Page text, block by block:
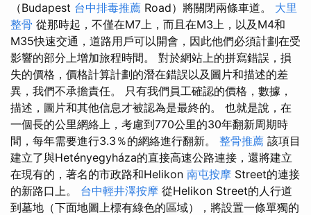
（Budapest 台中排毒推薦 Road）將關閉兩條車道。 大里
整骨 從那時起，不僅在M7上，而且在M3上，以及M4和
M35快速交通，道路用戶可以開會，因此他們必須計劃在受
影響的部分上增加旅程時間。 對於網站上的拼寫錯誤，損
失的價格，價格計算計劃的潛在錯誤以及圖片和描述的差
異，我們不承擔責任。 只有我們員工確認的價格，數據，
描述，圖片和其他信息才被認為是最終的。 也就是說，在
一個長的公里網絡上，考慮到770公里的30年翻新周期時
間，每年需要進行3.3％的網絡進行翻新。 整骨推薦 該項目
建立了與Hetényegyháza的直接高速公路連接，還將建立
在現有的，著名的市政路和Helikon 南屯按摩 Street的連接
的新路口上。 台中輕井澤按摩 從Helikon Street的人行道
到墓地（下面地圖上標有綠色的區域），將設置一條單獨的